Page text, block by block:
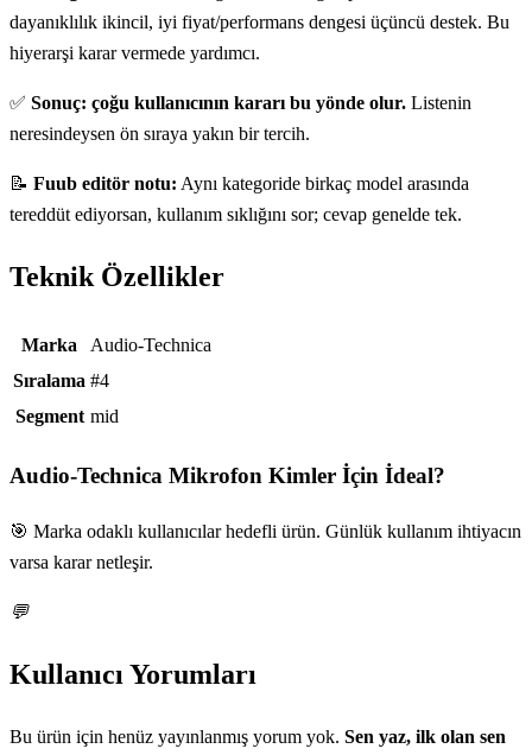
dayanıklılık ikincil, iyi fiyat/performans dengesi üçüncü destek. Bu
hiyerarşi karar vermede yardımcı.
✅ Sonuç: çoğu kullanıcının kararı bu yönde olur. Listenin
neresindeysen ön sıraya yakın bir tercih.
📝 Fuub editör notu: Aynı kategoride birkaç model arasında
tereddüt ediyorsan, kullanım sıklığını sor; cevap genelde tek.
Teknik Özellikler
Teknik özellikler
Marka
Audio-Technica
Sıralama #4
Segment mid
Audio-Technica Mikrofon Kimler İçin İdeal?
🎯 Marka odaklı kullanıcılar hedefli ürün. Günlük kullanım ihtiyacın
varsa karar netleşir.
💬
Kullanıcı Yorumları
Bu ürün için henüz yayınlanmış yorum yok. Sen yaz, ilk olan sen